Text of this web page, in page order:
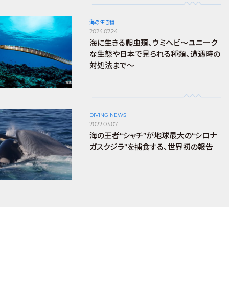
海の生き物
2024.07.24
海に生きる爬虫類、ウミヘビ～ユニーク
な生態や日本で見られる種類、遭遇時の
対処法まで～
DIVING NEWS
2022.03.07
海の王者“シャチ”が地球最大の“シロナ
ガスクジラ”を捕食する、世界初の報告